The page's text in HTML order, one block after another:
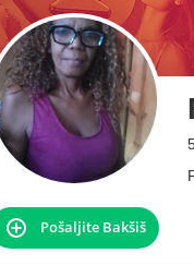
Pošaljite Bakšiš